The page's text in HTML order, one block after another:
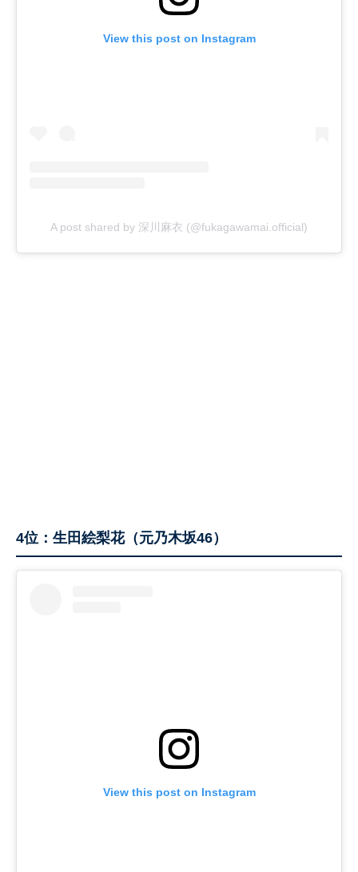
View this post on Instagram
A post shared by 深川麻衣 (@fukagawamai.official)
4位：生田絵梨花（元乃木坂46）
View this post on Instagram